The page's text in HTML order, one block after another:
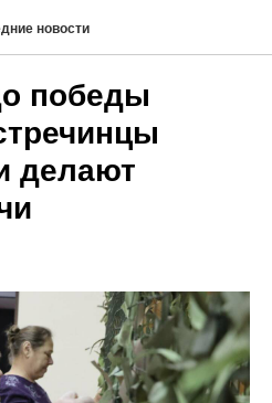
новости
победы
делают